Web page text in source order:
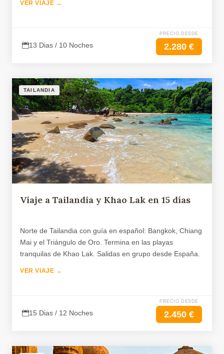
VER VIAJE →
13 Dias / 10 Noches
PRECIO DESDE
2.280 €
TAILANDIA
Viaje a Tailandia y Khao Lak en 15 días
Norte de Tailandia con guía en español: Bangkok, Chiang
Mai y el Triángulo de Oro. Termina en las playas
tranquilas de Khao Lak. Salidas en grupo desde España.
VER VIAJE →
15 Dias / 12 Noches
PRECIO DESDE
2.450 €